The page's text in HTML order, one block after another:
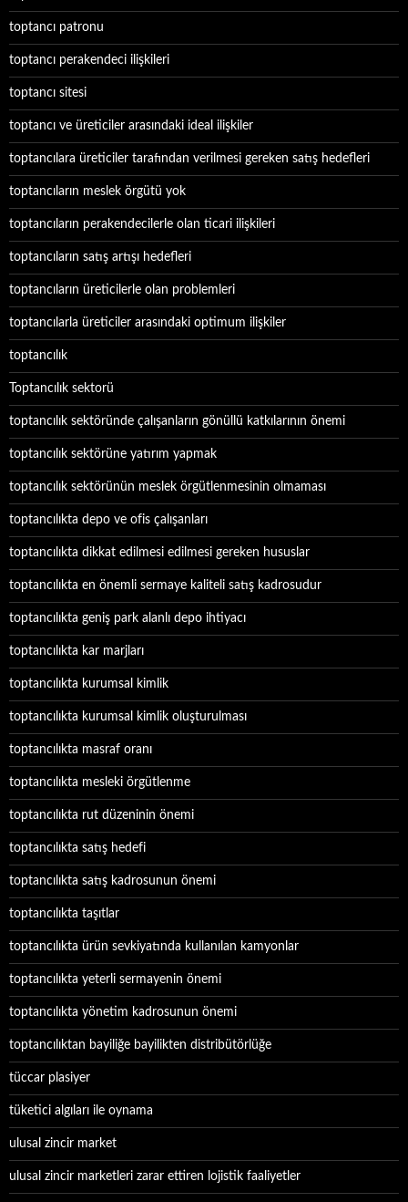
toptancı patronu
toptancı perakendeci ilişkileri
toptancı sitesi
toptancı ve üreticiler arasındaki ideal ilişkiler
toptancılara üreticiler tarafından verilmesi gereken satış hedefleri
toptancıların meslek örgütü yok
toptancıların perakendecilerle olan ticari ilişkileri
toptancıların satış artışı hedefleri
toptancıların üreticilerle olan problemleri
toptancılarla üreticiler arasındaki optimum ilişkiler
toptancılık
Toptancılık sektorü
toptancılık sektöründe çalışanların gönüllü katkılarının önemi
toptancılık sektörüne yatırım yapmak
toptancılık sektörünün meslek örgütlenmesinin olmaması
toptancılıkta depo ve ofis çalışanları
toptancılıkta dikkat edilmesi edilmesi gereken hususlar
toptancılıkta en önemli sermaye kaliteli satış kadrosudur
toptancılıkta geniş park alanlı depo ihtiyacı
toptancılıkta kar marjları
toptancılıkta kurumsal kimlik
toptancılıkta kurumsal kimlik oluşturulması
toptancılıkta masraf oranı
toptancılıkta mesleki örgütlenme
toptancılıkta rut düzeninin önemi
toptancılıkta satış hedefi
toptancılıkta satış kadrosunun önemi
toptancılıkta taşıtlar
toptancılıkta ürün sevkiyatında kullanılan kamyonlar
toptancılıkta yeterli sermayenin önemi
toptancılıkta yönetim kadrosunun önemi
toptancılıktan bayiliğe bayilikten distribütörlüğe
tüccar plasiyer
tüketici algıları ile oynama
ulusal zincir market
ulusal zincir marketleri zarar ettiren lojistik faaliyetler